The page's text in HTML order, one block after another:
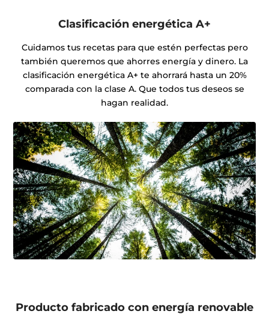
Clasificación energética A+
Cuidamos tus recetas para que estén perfectas pero
también queremos que ahorres energía y dinero. La
clasificación energética A+ te ahorrará hasta un 20%
comparada con la clase A. Que todos tus deseos se
hagan realidad.
Producto fabricado con energía renovable